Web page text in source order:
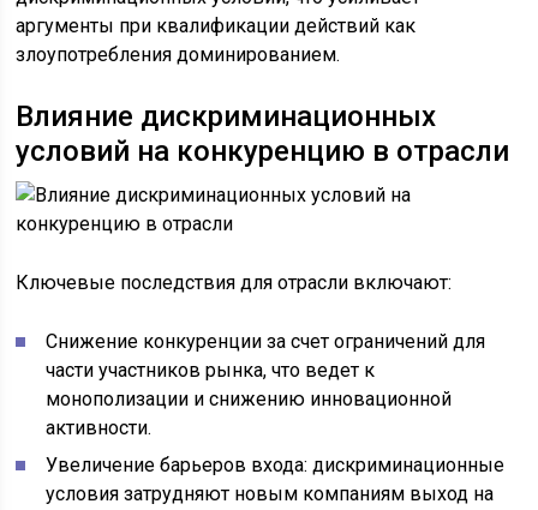
аргументы при квалификации действий как
злоупотребления доминированием.
Влияние дискриминационных
условий на конкуренцию в отрасли
Ключевые последствия для отрасли включают:
Снижение конкуренции за счет ограничений для
части участников рынка, что ведет к
монополизации и снижению инновационной
активности.
Увеличение барьеров входа: дискриминационные
условия затрудняют новым компаниям выход на